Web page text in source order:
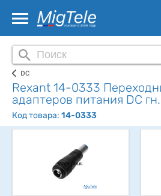
DC
Rexant 14-0333
адаптеров питания DC
Код товара: 14-0333